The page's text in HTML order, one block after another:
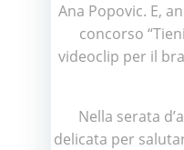
Ana Popovic. E,
concorso
videoclip per il
Nella serata
delicata per